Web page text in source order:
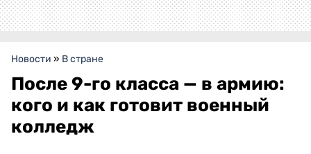
Новости » В стране
После 9-го класса — в армию:
кого и как готовит военный
колледж